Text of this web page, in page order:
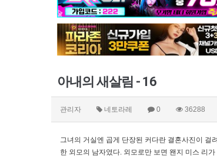
아내의 새살림 - 16
관리자 네토라레 0 36288
그녀의 거실엔 곱게 단장된 커다란 결혼사진이 걸
한 외모의 남자였다. 외모로만 보면 왠지 미스 리